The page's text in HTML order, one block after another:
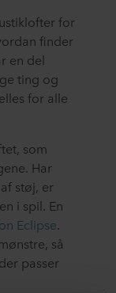
for
finder
en del
ting og
for alle
som
Har
støj, er
i spil. En
Eclipse.
så
passer